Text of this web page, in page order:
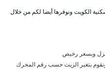
الكويت ونوفرها أيضا لكم من خلال
وبسعر رخيص
بتغير الزيت حسب رقم المحرك